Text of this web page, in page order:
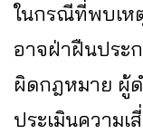
ในกรณีที่พบเห
อาจฝ่าฝืนประ
ผิดกฎหมาย ผู้ด
ประเมินความ